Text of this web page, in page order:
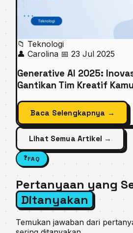
📁 Teknologi
👤 Carolina 📅 23 Jul 2025
Generative AI 2025:
Gantikan Tim Kreatif
Baca Selengkapnya →
Lihat Semua Artikel →
❓FAQ
Pertanyaan yang
Ditanyakan
Temukan jawaban dari